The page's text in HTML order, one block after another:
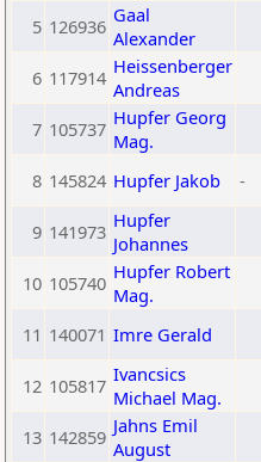
5 126936 Gaal
Alexander
6 117914 Heissenberger
Andreas
7 105737 Hupfer Georg
Mag.
8 145824 Hupfer Jakob -
9 141973 Hupfer
Johannes
10 105740 Hupfer Robert
Mag.
11 140071 Imre Gerald
12 105817 Ivancsics
Michael Mag.
13 142859 Jahns Emil
August